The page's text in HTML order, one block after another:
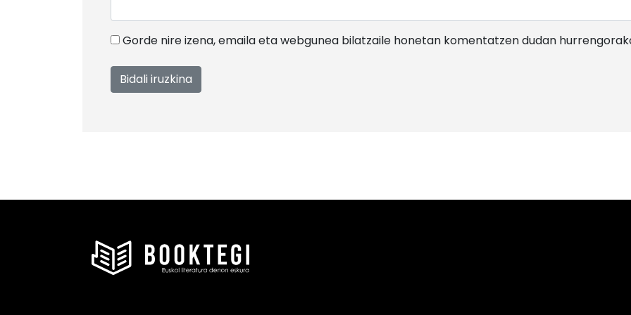
Gorde nire izena, emaila eta webgunea bilatzaile honetan komentatzen dudan